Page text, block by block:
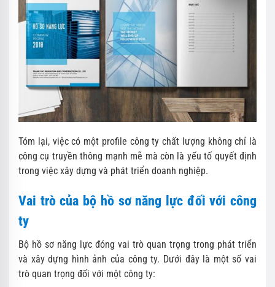
Tóm lại, việc có một profile công ty chất lượng không chỉ là
công cụ truyền thông mạnh mẽ mà còn là yếu tố quyết định
trong việc xây dựng và phát triển doanh nghiệp.
Vai trò của bộ hồ sơ năng lực đối với công
ty
Bộ hồ sơ năng lực đóng vai trò quan trọng trong phát triển
và xây dựng hình ảnh của công ty. Dưới đây là một số vai
trò quan trọng đối với một công ty: